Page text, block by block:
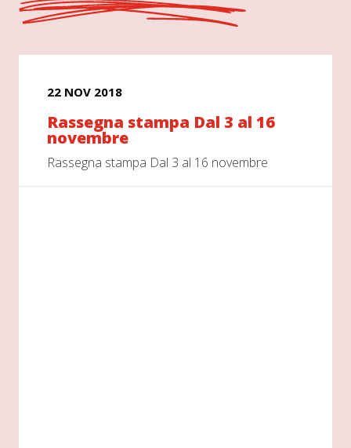
22 NOV 2018
Rassegna stampa Dal 3 al 16
novembre
Rassegna stampa Dal 3 al 16 novembre